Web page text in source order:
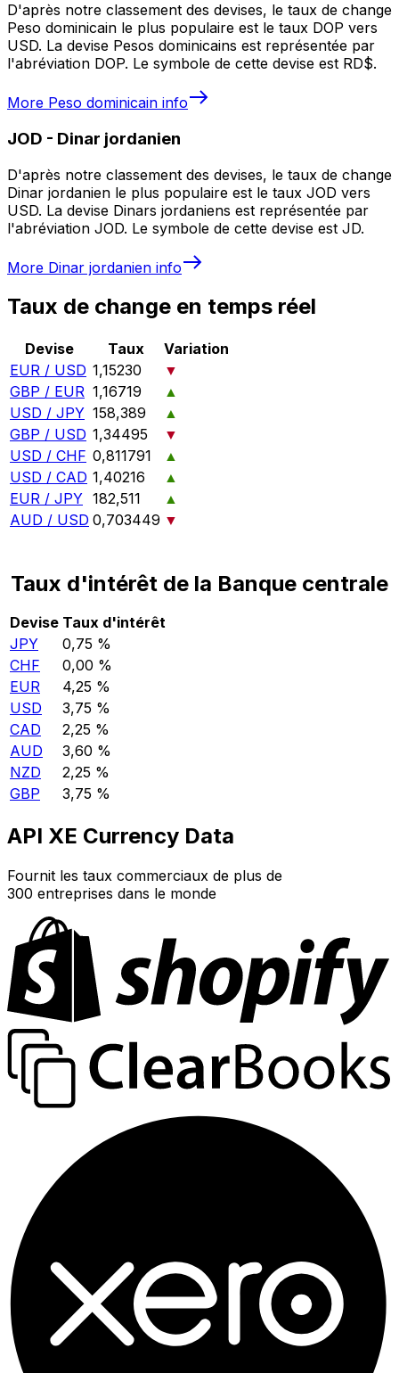
D'après notre classement des devises, le taux de change
Peso dominicain le plus populaire est le taux DOP vers
USD. La devise Pesos dominicains est représentée par
l'abréviation DOP. Le symbole de cette devise est RD$.
More Peso dominicain info
JOD - Dinar jordanien
D'après notre classement des devises, le taux de change
Dinar jordanien le plus populaire est le taux JOD vers
USD. La devise Dinars jordaniens est représentée par
l'abréviation JOD. Le symbole de cette devise est JD.
More Dinar jordanien info
Taux de change en temps réel
Devise Taux
Variation
EUR / USD 1,15230
▼
GBP / EUR 1,16719
▲
USD / JPY 158,389
▲
GBP / USD 1,34495
▼
USD / CHF 0,811791
▲
USD / CAD 1,40216
▲
EUR / JPY 182,511
▲
AUD / USD 0,703449 ▼
Taux d'intérêt de la Banque centrale
Devise Taux d'intérêt
JPY
0,75 %
CHF
0,00 %
EUR
4,25 %
USD
3,75 %
CAD
2,25 %
AUD
3,60 %
NZD
2,25 %
GBP
3,75 %
API XE Currency Data
Fournit les taux commerciaux de plus de
300 entreprises dans le monde